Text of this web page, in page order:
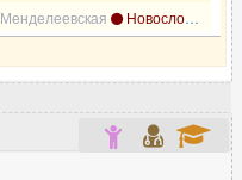
Менделеевская Новослободская